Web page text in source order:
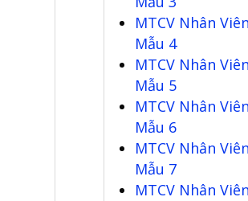
MTCV Nhân
Mẫu 4
MTCV Nhân
Mẫu 5
MTCV Nhân
Mẫu 6
MTCV Nhân
Mẫu 7
MTCV Nhân